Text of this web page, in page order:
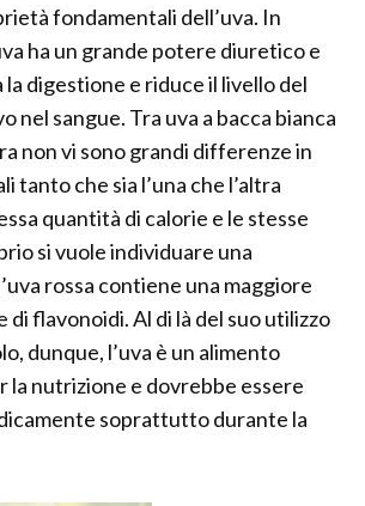
fondamentali dell’uva. In
ha un grande potere diuretico e
la digestione e riduce il livello del
nel sangue. Tra uva a bacca bianca
non vi sono grandi differenze in
tanto che sia l’una che l’altra
quantità di calorie e le stesse
si vuole individuare una
rossa contiene una maggiore
flavonoidi. Al di là del suo utilizzo
dunque, l’uva è un alimento
la nutrizione e dovrebbe essere
soprattutto durante la